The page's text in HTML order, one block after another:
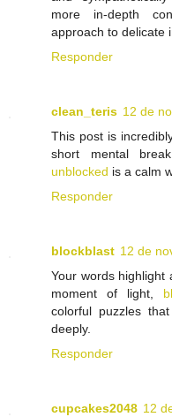
more in-depth
approach to delicate
Responder
clean_teris 12 de
This post is
short mental
unblocked is a calm
Responder
blockblast 12 de
Your words highlight
moment of light,
colorful puzzles
deeply.
Responder
cupcakes2048 12